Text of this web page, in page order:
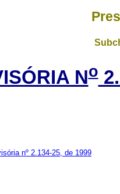
No
nº 2.134-25, de 1999